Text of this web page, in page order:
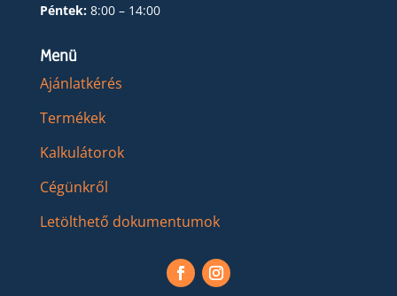
Péntek: 8:00 – 14:00
Menü
Ajánlatkérés
Termékek
Kalkulátorok
Cégünkről
Letölthető dokumentumok